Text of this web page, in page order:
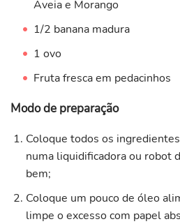
Aveia e Morango
1/2 banana madura
1 ovo
Fruta fresca em pedacinhos
Modo de preparação
Coloque todos os
numa liquidificadora ou robot
bem;
Coloque um pouco de óleo
limpe o excesso com papel